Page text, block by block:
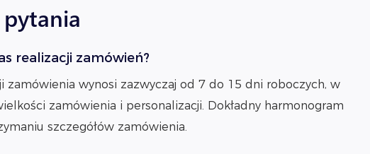
realizacji zamówień?
zamówienia wynosi zazwyczaj od 7 do 15 dni roboczych, w
zamówienia i personalizacji. Dokładny harmonogram
szczegółów zamówienia.